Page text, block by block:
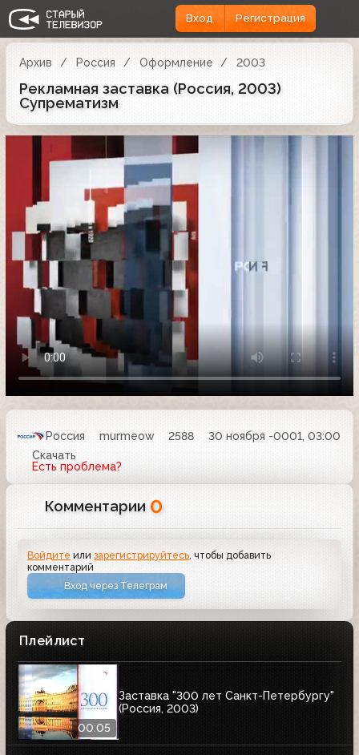
Вход Регистрация
Архив Россия Оформление 2003
Рекламная заставка (Россия, 2003)
Супрематизм
Россия murmeow 2588
30 ноября -0001, 03:00
Скачать
Есть проблема?
Комментарии 0
Войдите илизарегистрируйтесь, чтобы добавить
комментарий
Вход через Телеграм
Плейлист
00:05
Заставка "300 лет Санкт-Петербургу"
(Россия, 2003)